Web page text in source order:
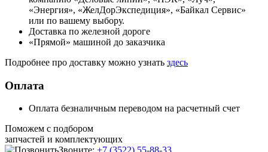
«Энергия», «ЖелДорЭкспедиция», «Байкал Сервис»
или по вашему выбору.
Доставка по железной дороге
«Прямой» машиной до заказчика
Подробнее про доставку можно узнать здесь
Оплата
Оплата безналичным переводом на расчетный счет
Поможем с подбором
запчастей и комплектующих